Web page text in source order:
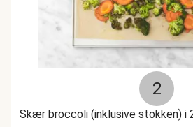
2
Skær broccoli (inklusive stokken) i